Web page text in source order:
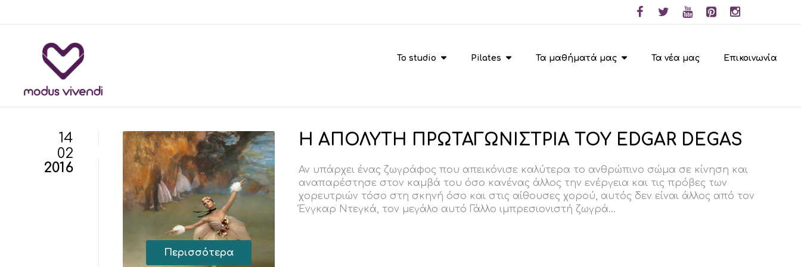
To studio Pilates Τα μαθήματά μας Τα νέα μας Επικοινωνία
Περισσότερα
14
02
2016
Η ΑΠΟΛΥΤΗ ΠΡΩΤΑΓΩΝΙΣΤΡΙΑ ΤΟΥ EDGAR DEGAS
Αν υπάρχει ένας ζωγράφος που απεικόνισε καλύτερα το ανθρώπινο σώμα σε κίνηση και
αναπαρέστησε στον καμβά του όσο κανένας άλλος την ενέργεια και τις πρόβες των
χορευτριών τόσο στη σκηνή όσο και στις αίθουσες χορού, αυτός δεν είναι άλλος από τον
Ένγκαρ Ντεγκά, τον μεγάλο αυτό Γάλλο ιμπρεσιονιστή ζωγρά...